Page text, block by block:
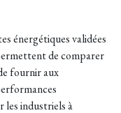
énergétiques validées
de comparer
fournir aux
les industriels à